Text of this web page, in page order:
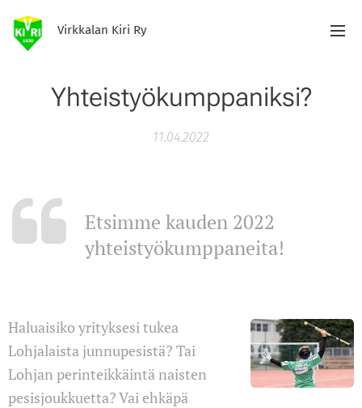
Virkkalan Kiri Ry
Yhteistyökumppaniksi?
11.04.2022
Etsimme kauden 2022
yhteistyökumppaneita!
Haluaisiko yrityksesi tukea
Lohjalaista junnupesistä? Tai
Lohjan perinteikkäintä naisten
pesisjoukkuetta? Vai ehkäpä